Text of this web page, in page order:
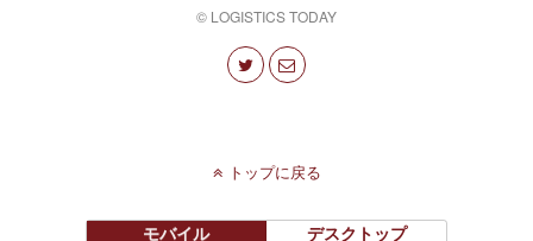
© LOGISTICS TODAY
トップに戻る
モバイル デスクトップ